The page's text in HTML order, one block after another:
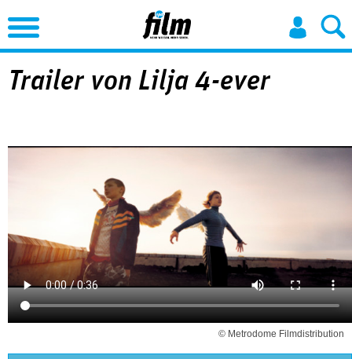
Jump to Navigation
Trailer von Lilja 4-ever
© Metrodome Filmdistribution